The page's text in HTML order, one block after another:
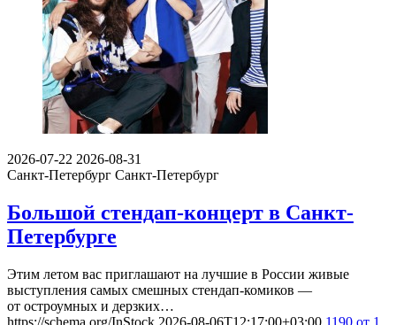
2026-07-22 2026-08-31
Санкт-Петербург Санкт-Петербург
Большой стендап-концерт в Санкт-
Петербурге
Этим летом вас приглашают на лучшие в России живые
выступления самых смешных стендап-комиков —
от остроумных и дерзких…